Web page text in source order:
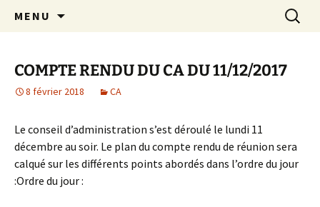
Crèche associative Rires et
Grimaces
MENU
COMPTE RENDU DU CA DU 11/12/2017
8 février 2018 CA
Le conseil d’administration s’est déroulé le lundi 11
décembre au soir. Le plan du compte rendu de réunion sera
calqué sur les différents points abordés dans l’ordre du jour
:Ordre du jour :